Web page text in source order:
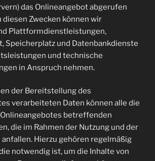
das Onlineangebot abgerufen
diesen Zwecken können wir
Plattformdienstleistungen,
Speicherplatz und Datenbankdienste
und technische
in Anspruch nehmen.
der Bereitstellung des
verarbeiteten Daten können alle die
betreffenden
die im Rahmen der Nutzung und der
Hierzu gehören regelmäßig
notwendig ist, um die Inhalte von